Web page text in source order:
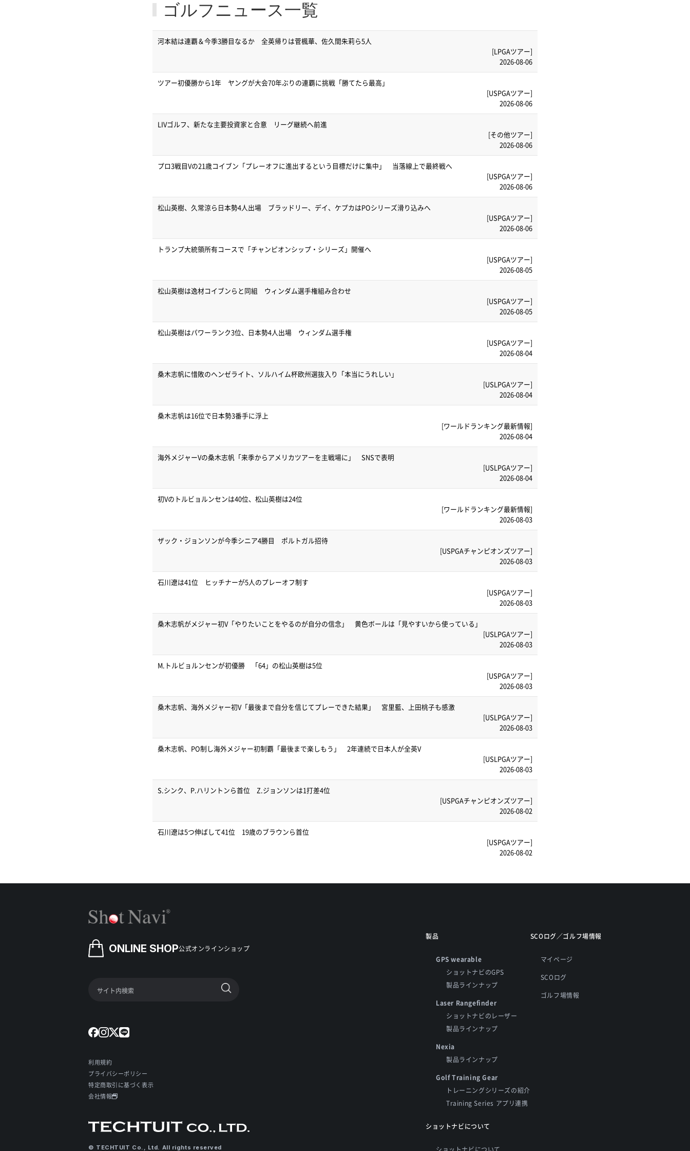
ゴルフニュース一覧
河本結は連覇＆今季3勝目なるか 全英帰りは菅楓華、佐久間朱莉ら5人
[LPGAツアー]
2026-08-06
ツアー初優勝から1年 ヤングが大会70年ぶりの連覇に挑戦「勝てたら最高」
[USPGAツアー]
2026-08-06
LIVゴルフ、新たな主要投資家と合意 リーグ継続へ前進
[その他ツアー]
2026-08-06
プロ3戦目Vの21歳コイブン「プレーオフに進出するという目標だけに集中」 当落線上で最終戦へ
[USPGAツアー]
2026-08-06
松山英樹、久常涼ら日本勢4人出場 ブラッドリー、デイ、ケプカはPOシリーズ滑り込みへ
[USPGAツアー]
2026-08-06
トランプ大統領所有コースで「チャンピオンシップ・シリーズ」開催へ
[USPGAツアー]
2026-08-05
松山英樹は逸材コイブンらと同組 ウィンダム選手権組み合わせ
[USPGAツアー]
2026-08-05
松山英樹はパワーランク3位、日本勢4人出場 ウィンダム選手権
[USPGAツアー]
2026-08-04
桑木志帆に惜敗のヘンゼライト、ソルハイム杯欧州選抜入り「本当にうれしい」
[USLPGAツアー]
2026-08-04
桑木志帆は16位で日本勢3番手に浮上
[ワールドランキング最新情報]
2026-08-04
海外メジャーVの桑木志帆「来季からアメリカツアーを主戦場に」 SNSで表明
[USLPGAツアー]
2026-08-04
初Vのトルビョルンセンは40位、松山英樹は24位
[ワールドランキング最新情報]
2026-08-03
ザック・ジョンソンが今季シニア4勝目 ポルトガル招待
[USPGAチャンピオンズツアー]
2026-08-03
石川遼は41位 ヒッチナーが5人のプレーオフ制す
[USPGAツアー]
2026-08-03
桑木志帆がメジャー初V「やりたいことをやるのが自分の信念」 黄色ボールは「見やすいから使っている」
[USLPGAツアー]
2026-08-03
M.トルビョルンセンが初優勝 「64」の松山英樹は5位
[USPGAツアー]
2026-08-03
桑木志帆、海外メジャー初V「最後まで自分を信じてプレーできた結果」 宮里藍、上田桃子も感激
[USLPGAツアー]
2026-08-03
桑木志帆、PO制し海外メジャー初制覇「最後まで楽しもう」 2年連続で日本人が全英V
[USLPGAツアー]
2026-08-03
S.シンク、P.ハリントンら首位 Z.ジョンソンは1打差4位
[USPGAチャンピオンズツアー]
2026-08-02
石川遼は5つ伸ばして41位 19歳のブラウンら首位
[USPGAツアー]
2026-08-02
ONLINE SHOP公式オンラインショップ
利用規約
プライバシーポリシー
特定商取引に基づく表示
会社情報
© TECHTUIT Co., Ltd. All rights reserved
製品
GPS wearable
ショットナビのGPS
製品ラインナップ
Laser Rangefinder
ショットナビのレーザー
製品ラインナップ
Nexia
製品ラインナップ
Golf Training Gear
トレーニングシリーズの紹介
Training Series アプリ連携
ショットナビについて
SCOログ／ゴルフ場情報
マイページ
SCOログ
ゴルフ場情報